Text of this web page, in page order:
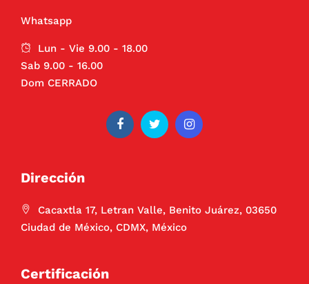
Whatsapp
Lun - Vie 9.00 - 18.00
Sab 9.00 - 16.00
Dom CERRADO
Dirección
Cacaxtla 17, Letran Valle, Benito Juárez, 03650
Ciudad de México, CDMX, México
Certificación